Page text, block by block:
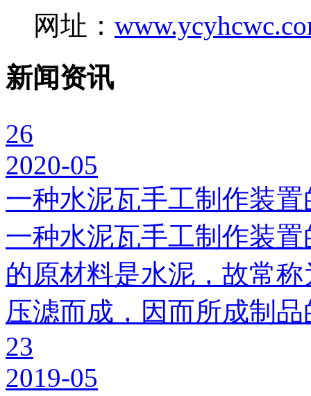
网址：
新闻资讯
26
2020-05
一种水泥瓦手工制作装
一种水泥瓦手工制作装
的原材料是水泥，故常
压滤而成，因而所成制
23
2019-05